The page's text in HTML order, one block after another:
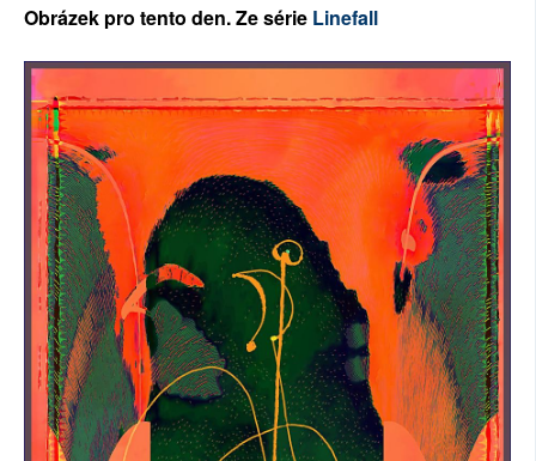
SOCIÁLNÍ SÍTĚ
RUBRIKY
PLNÁ VERZE STRÁNEK
Obrázek pro tento den. Ze série Linefall